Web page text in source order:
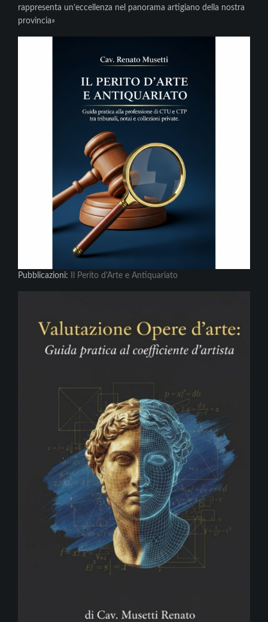
rappresenta un’eccellenza nel panorama artigiano della nostra
provincia»
Pubblicazioni: Il Perito d'Arte e Antiquariato